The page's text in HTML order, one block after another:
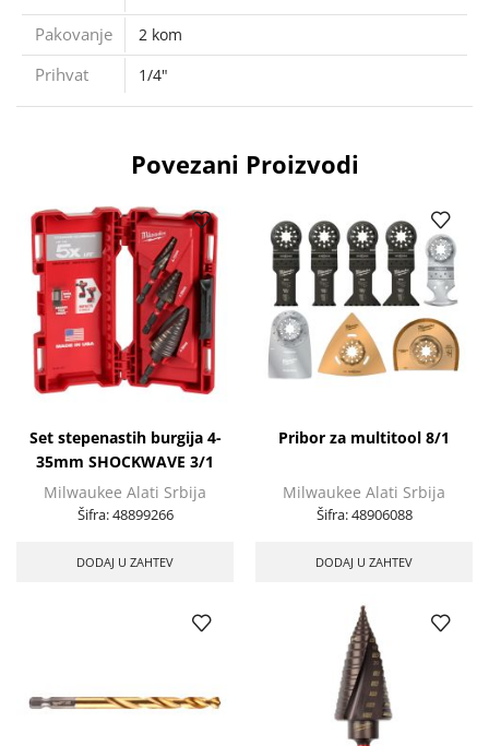
Pakovanje 2 kom
Prihvat 1/4"
Povezani Proizvodi
Set stepenastih burgija 4-
35mm SHOCKWAVE 3/1
Milwaukee Alati Srbija
Šifra:48899266
DODAJ U ZAHTEV
Pribor za multitool 8/1
Milwaukee Alati Srbija
Šifra:48906088
DODAJ U ZAHTEV